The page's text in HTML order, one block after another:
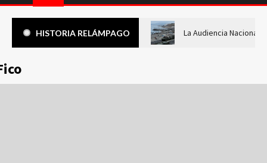
HISTORIA RELÁMPAGO La Audiencia Nacional